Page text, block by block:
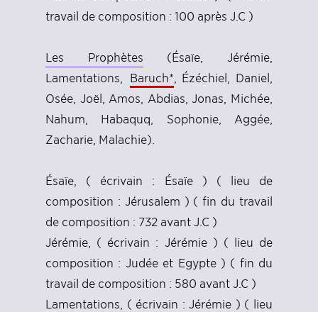
travail de composition : 100 après J.C )
Les Prophètes (Ésaïe, Jérémie,
Lamentations,
Baruch* , Ézéchiel, Daniel,
Osée, Joël, Amos, Abdias, Jonas, Michée,
Nahum, Habaquq, Sophonie, Aggée,
Zacharie, Malachie).
Ésaïe, ( écrivain : Ésaïe ) ( lieu de
composition : Jérusalem ) ( fin du travail
de composition : 732 avant J.C )
Jérémie, ( écrivain : Jérémie ) ( lieu de
composition : Judée et Egypte ) ( fin du
travail de composition : 580 avant J.C )
Lamentations, ( écrivain : Jérémie ) ( lieu